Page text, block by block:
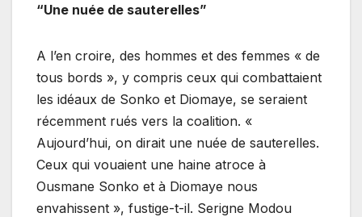
“Une nuée de sauterelles”
A l’en croire, des hommes et des femmes « de
tous bords », y compris ceux qui combattaient
les idéaux de Sonko et Diomaye, se seraient
récemment rués vers la coalition. «
Aujourd’hui, on dirait une nuée de sauterelles.
Ceux qui vouaient une haine atroce à
Ousmane Sonko et à Diomaye nous
envahissent », fustige-t-il. Serigne Modou